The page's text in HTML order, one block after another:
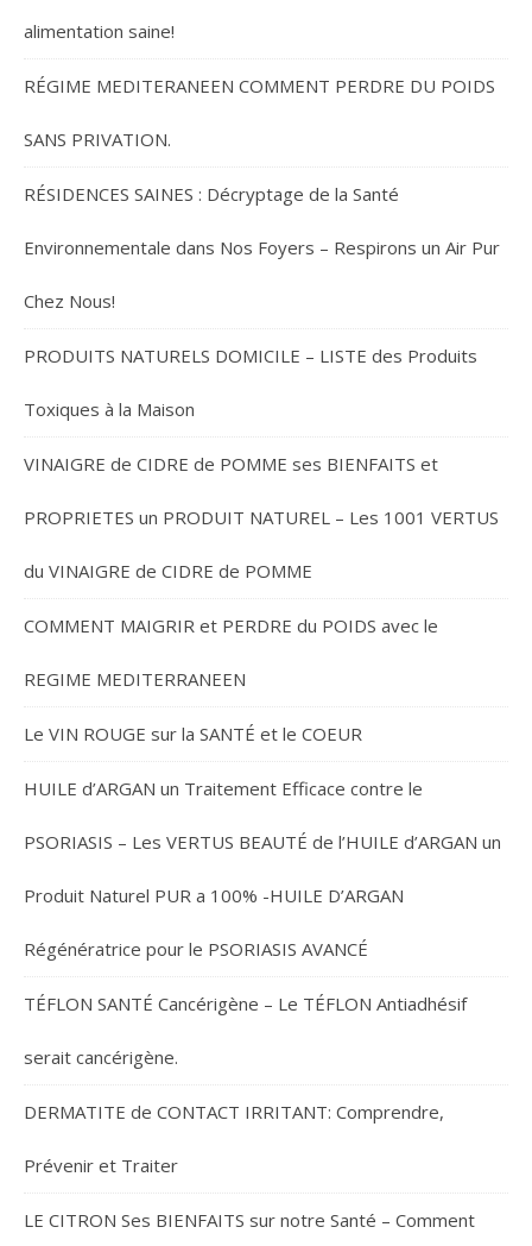
alimentation saine!
RÉGIME MEDITERANEEN COMMENT PERDRE DU POIDS
SANS PRIVATION.
RÉSIDENCES SAINES : Décryptage de la Santé
Environnementale dans Nos Foyers – Respirons un Air Pur
Chez Nous!
PRODUITS NATURELS DOMICILE – LISTE des Produits
Toxiques à la Maison
VINAIGRE de CIDRE de POMME ses BIENFAITS et
PROPRIETES un PRODUIT NATUREL – Les 1001 VERTUS
du VINAIGRE de CIDRE de POMME
COMMENT MAIGRIR et PERDRE du POIDS avec le
REGIME MEDITERRANEEN
Le VIN ROUGE sur la SANTÉ et le COEUR
HUILE d’ARGAN un Traitement Efficace contre le
PSORIASIS – Les VERTUS BEAUTÉ de l’HUILE d’ARGAN un
Produit Naturel PUR a 100% -HUILE D’ARGAN
Régénératrice pour le PSORIASIS AVANCÉ
TÉFLON SANTÉ Cancérigène – Le TÉFLON Antiadhésif
serait cancérigène.
DERMATITE de CONTACT IRRITANT: Comprendre,
Prévenir et Traiter
LE CITRON Ses BIENFAITS sur notre Santé – Comment